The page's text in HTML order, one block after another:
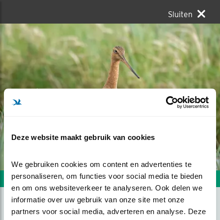
Deze website maakt gebruik van cookies
We gebruiken cookies om content en advertenties te
personaliseren, om functies voor social media te bieden
en om ons websiteverkeer te analyseren. Ook delen we
informatie over uw gebruik van onze site met onze
partners voor social media, adverteren en analyse. Deze
Sluiten
Volgende foto Vorige foto